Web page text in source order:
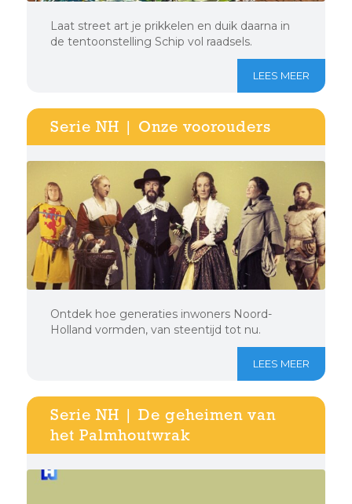
Laat street art je prikkelen en duik daarna in
de tentoonstelling Schip vol raadsels.
LEES MEER
Serie NH | Onze voorouders
Ontdek hoe generaties inwoners Noord-
Holland vormden, van steentijd tot nu.
LEES MEER
Serie NH | De geheimen van
het Palmhoutwrak